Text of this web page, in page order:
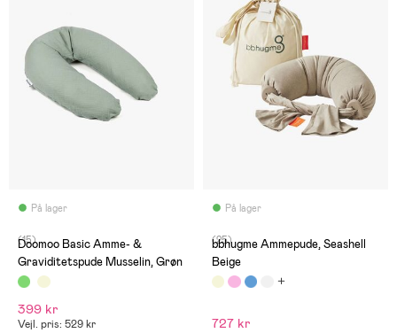
På lager
(15)
Doomoo Basic Amme- &
Graviditetspude Musselin, Grøn
399 kr
Vejl. pris: 529 kr
På lager
(25)
bbhugme Ammepude, Seashell
Beige
727 kr